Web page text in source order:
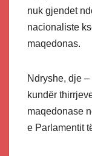
nuk gjendet
nacionaliste
maqedonas.
Ndryshe, dje
kundër
maqedonase
e Parlamentit